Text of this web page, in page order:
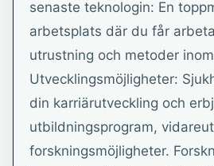
senaste teknologin: En
arbetsplats där du får
utrustning och metoder
Utvecklingsmöjligheter:
din karriärutveckling och
utbildningsprogram,
forskningsmöjligheter.